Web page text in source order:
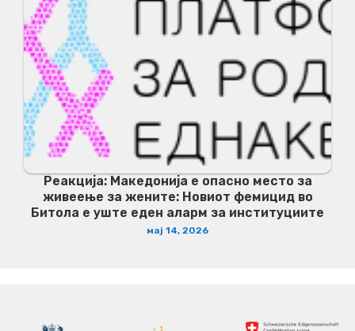
Реакција: Македонија е опасно место за
живеење за жените: Новиот фемицид во
Битола е уште еден аларм за институциите
мај 14, 2026